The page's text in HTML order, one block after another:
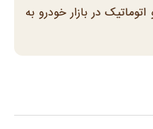
در بازار خودرو به